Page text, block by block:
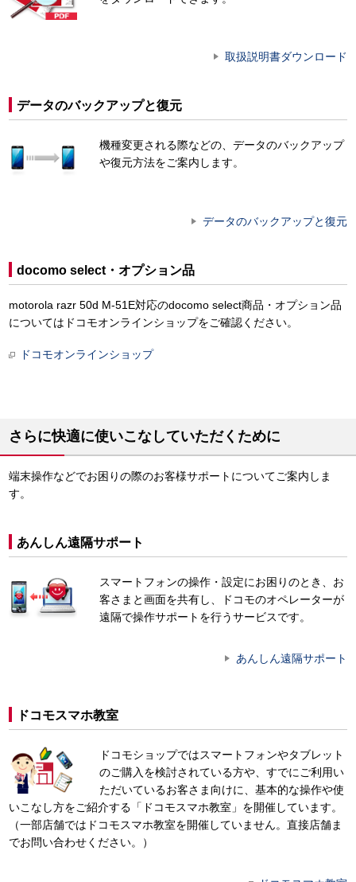
取扱説明書ダウンロード
データのバックアップと復元
機種変更される際などの、データのバックアップ
や復元方法をご案内します。
データのバックアップと復元
docomo select・オプション品
motorola razr 50d M-51E対応のdocomo select商品・オプション品
についてはドコモオンラインショップをご確認ください。
ドコモオンラインショップ
さらに快適に使いこなしていただくために
端末操作などでお困りの際のお客様サポートについてご案内しま
す。
あんしん遠隔サポート
スマートフォンの操作・設定にお困りのとき、お
客さまと画面を共有し、ドコモのオペレーターが
遠隔で操作サポートを行うサービスです。
あんしん遠隔サポート
ドコモスマホ教室
ドコモショップではスマートフォンやタブレット
のご購入を検討されている方や、すでにご利用い
ただいているお客さま向けに、基本的な操作や使
いこなし方をご紹介する「ドコモスマホ教室」を開催しています。
（一部店舗ではドコモスマホ教室を開催していません。直接店舗ま
でお問い合わせください。）